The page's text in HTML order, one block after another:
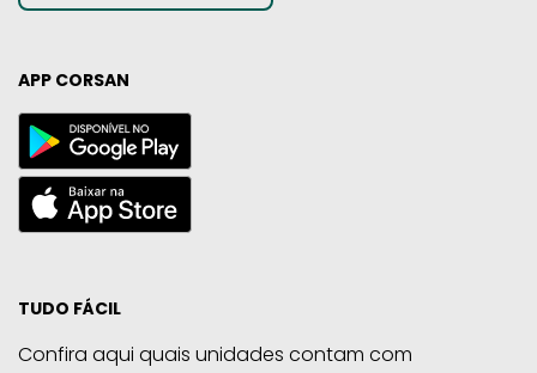
APP CORSAN
TUDO FÁCIL
Confira aqui quais unidades contam com